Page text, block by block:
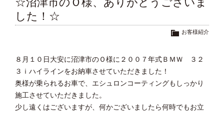
した！☆
お客様紹介
８月１０日大安に沼津市のＯ様に２００７年式ＢＭＷ ３２
３ｉハイラインをお納車させていただきました！
奥様が乗られるお車で、エシュロンコーティングもしっかり
施工させていただきました。
少し遠くはございますが、何かございましたら何時でもお立